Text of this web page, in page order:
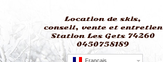
Location de skis,
conseil, vente et entretien
Station Les Gets 74260
0450758189
Français